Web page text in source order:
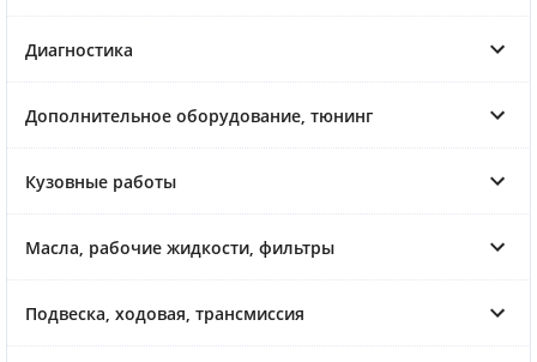
Диагностика
Дополнительное оборудование, тюнинг
Кузовные работы
Масла, рабочие жидкости, фильтры
Подвеска, ходовая, трансмиссия